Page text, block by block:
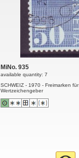
MiNo. 935
available quantity: 7
SCHWEIZ - 1970 - Freimarken für
Wertzeichengeber